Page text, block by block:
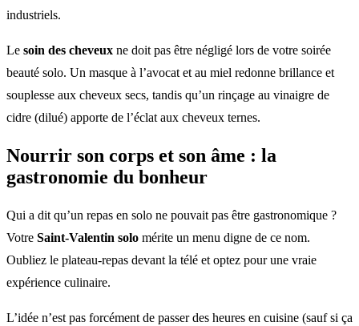
industriels.
Le soin des cheveux ne doit pas être négligé lors de votre soirée
beauté solo. Un masque à l’avocat et au miel redonne brillance et
souplesse aux cheveux secs, tandis qu’un rinçage au vinaigre de
cidre (dilué) apporte de l’éclat aux cheveux ternes.
Nourrir son corps et son âme : la
gastronomie du bonheur
Qui a dit qu’un repas en solo ne pouvait pas être gastronomique ?
Votre Saint-Valentin solo mérite un menu digne de ce nom.
Oubliez le plateau-repas devant la télé et optez pour une vraie
expérience culinaire.
L’idée n’est pas forcément de passer des heures en cuisine (sauf si ça